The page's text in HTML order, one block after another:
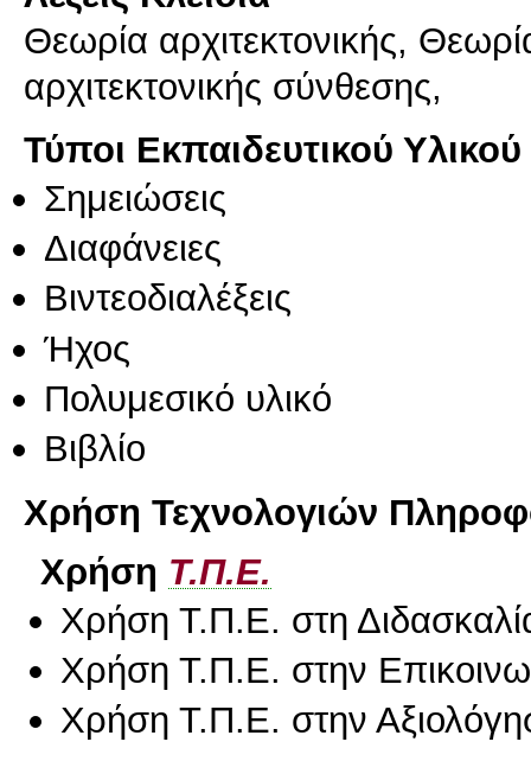
Θεωρία αρχιτεκτονικής,
αρχιτεκτονικής σύνθεσης,
Τύποι Εκπαιδευτικού Υλικού
Σημειώσεις
Διαφάνειες
Βιντεοδιαλέξεις
Ήχος
Πολυμεσικό υλικό
Βιβλίο
Χρήση Τεχνολογιών
Χρήση Τ.Π.Ε.
Χρήση Τ.Π.Ε. στη
Χρήση Τ.Π.Ε. στην
Χρήση Τ.Π.Ε. στην